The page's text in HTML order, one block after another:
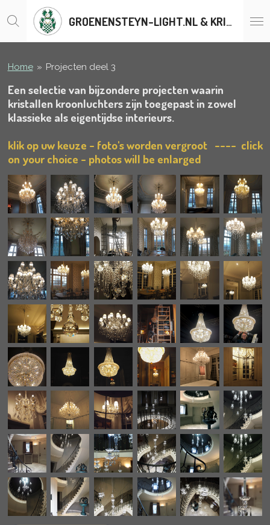
direct
hoofdinhoud
GROENENSTEYN-LIGHT.NL & KRISTALLENLUSTERS.BE
Home » Projecten deel 3
Een selectie van bijzondere projecten waarin
kristallen kroonluchters zijn toegepast in zowel
klassieke als eigentijdse interieurs.
klik op uw keuze - foto's worden vergroot---- click
on your choice - photos will be enlarged